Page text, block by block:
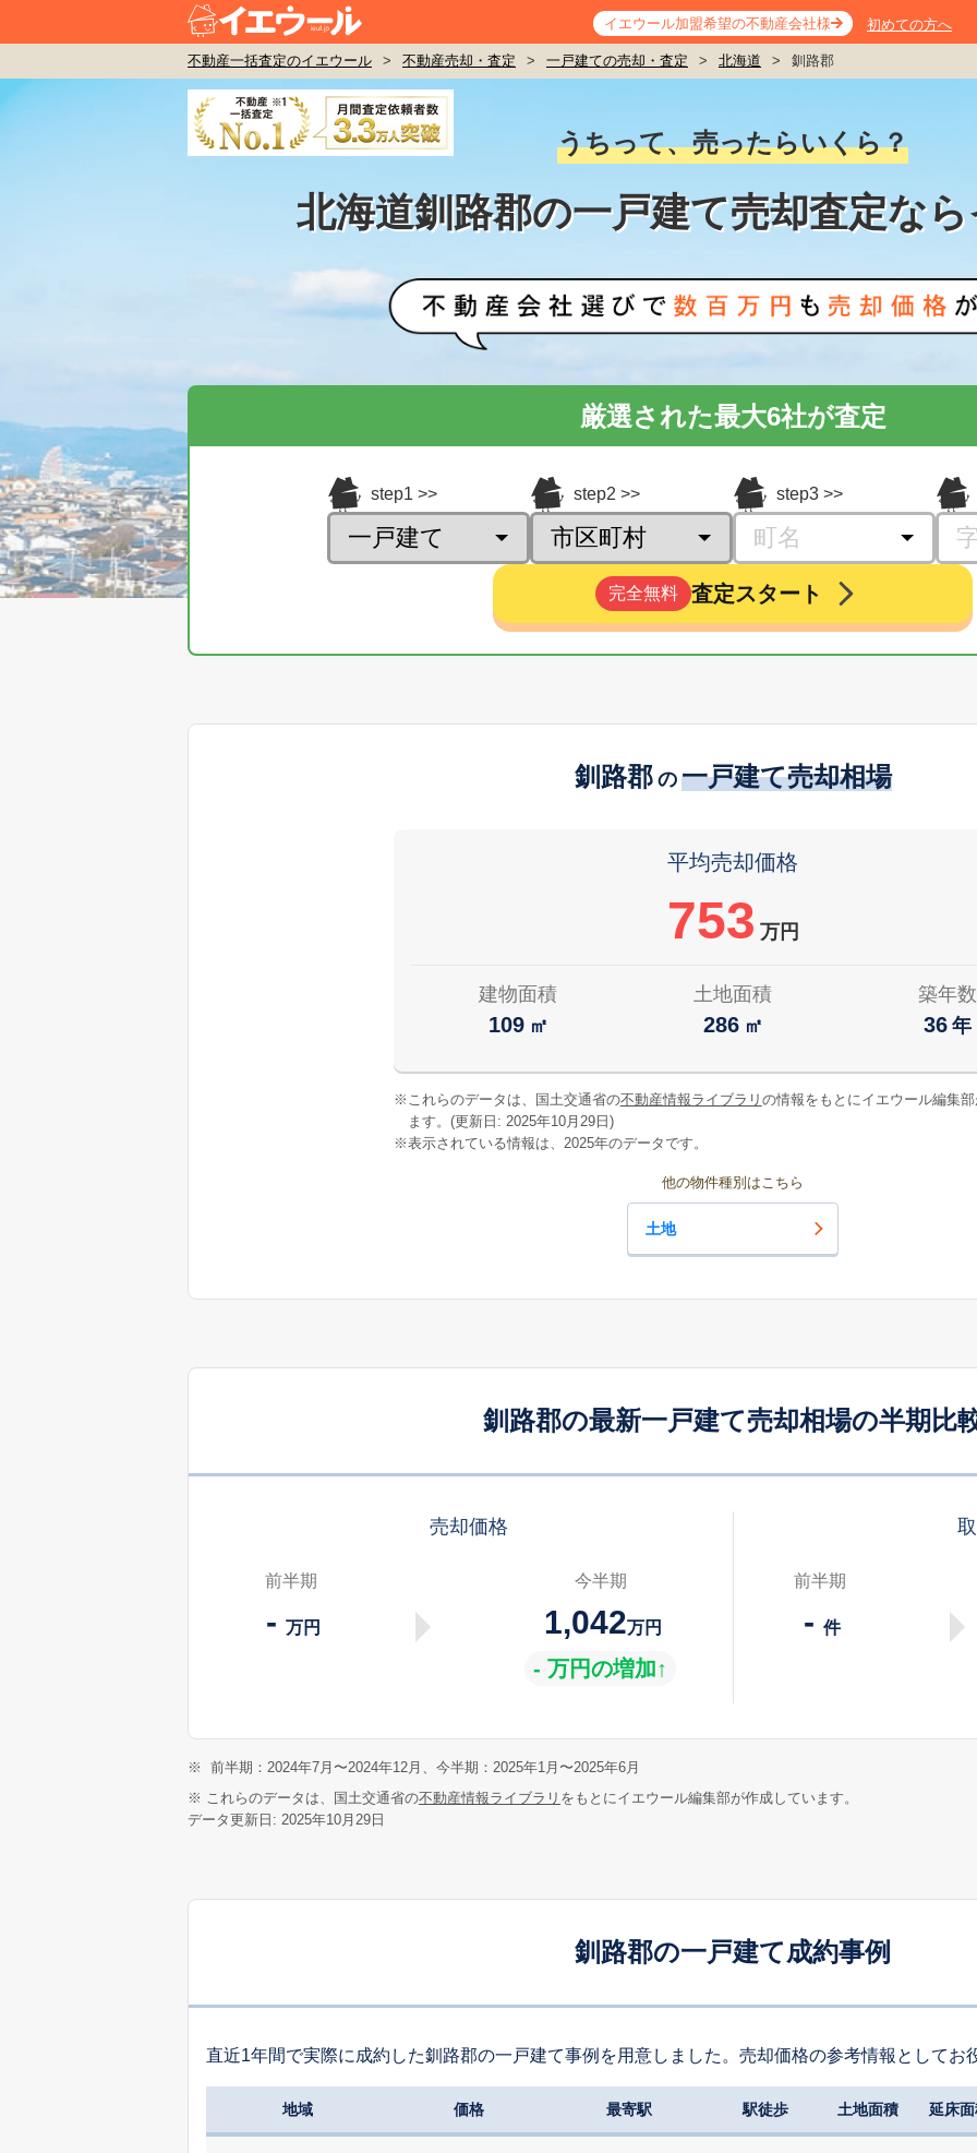
イエウール加盟希望の不動産会社様 初めての方へ
不動産一括査定のイエウール > 不動産売却・査定 > 一戸建ての売却・査定 > 北海道 > 釧路郡
うちって、売ったらいくら？
北海道釧路郡の一戸建て売却査定な
厳選された最大6社が査定
step1 step2 step3
完全無料 査定スタート
釧路郡 の 一戸建て売却相場
平均売却価格
753 万円
建物面積
109 ㎡
土地面積
286 ㎡
築年数
36 年
※ これらのデータは、国土交通省の不動産情報ライブラリ の情報をもとにイエウール編集
ます。(更新日: 2025年10月29日)
※表示されている情報は、2025年のデータです。
他の物件種別はこちら
土地
釧路郡の最新一戸建て売却相場の半期比
売却価格
前半期
-万円
今半期
1,042万円
- 万円の増加↑
前半期
-件
※
前半期：2024年7月〜2024年12月、今半期：2025年1月〜2025年6月
※ これらのデータは、国土交通省の不動産情報ライブラリ をもとにイエウール編集部が作成しています。
データ更新日: 2025年10月29日
釧路郡の一戸建て成約事例
直近1年間で実際に成約した釧路郡の一戸建て事例を用意しました。売却価格の参考情報としてお
地域 価格 最寄駅 駅徒歩 土地面積 延床